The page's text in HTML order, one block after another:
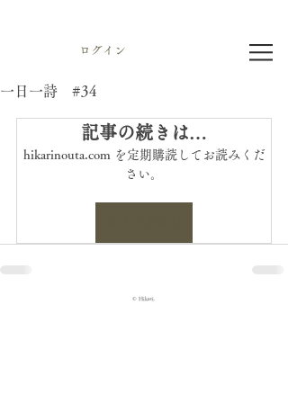
ログイン
一日一詩 #34
記事の続きは…
hikarinouta.com を定期購読してお読みくだ
さい。
© Hikari.